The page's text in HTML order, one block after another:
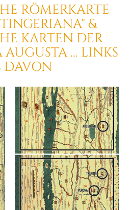
RÖMERKARTE
&
KARTEN DER
... LINKS
DAVON